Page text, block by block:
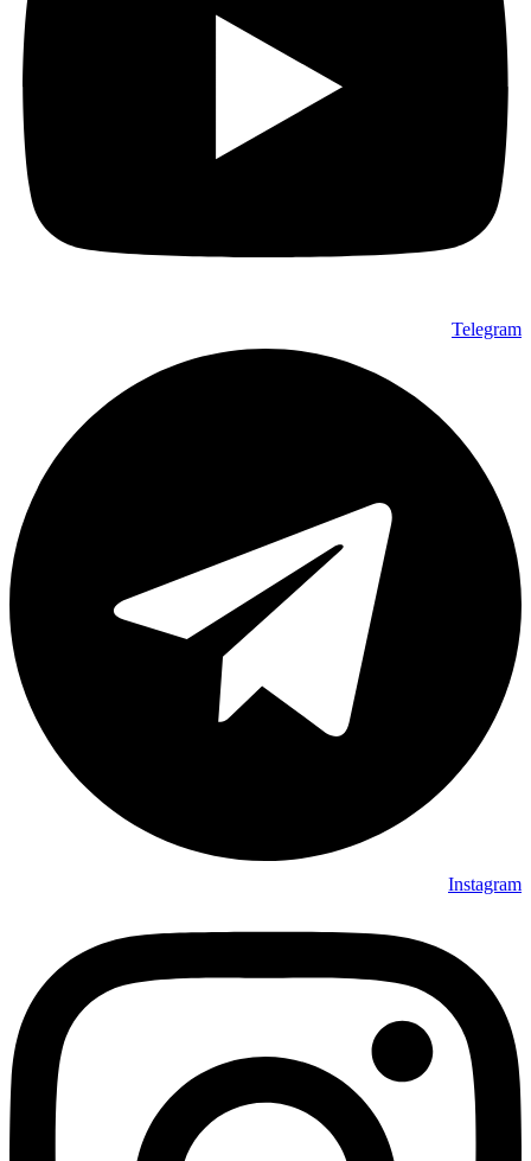
Telegram
Instagram